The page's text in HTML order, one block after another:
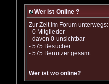
Wer ist Online ?
Zur Zeit im Forum unterwegs:
- 0 Mitglieder
- davon 0 unsichtbar
- 575 Besucher
- 575 Benutzer gesamt
Wer ist wo online?